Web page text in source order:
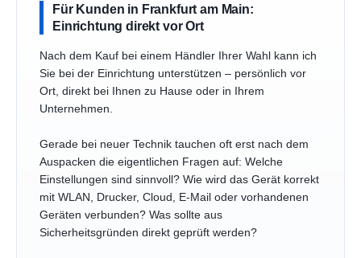
Für Kunden in Frankfurt am Main:
Einrichtung direkt vor Ort
Nach dem Kauf bei einem Händler Ihrer Wahl kann ich
Sie bei der Einrichtung unterstützen – persönlich vor
Ort, direkt bei Ihnen zu Hause oder in Ihrem
Unternehmen.
Gerade bei neuer Technik tauchen oft erst nach dem
Auspacken die eigentlichen Fragen auf: Welche
Einstellungen sind sinnvoll? Wie wird das Gerät korrekt
mit WLAN, Drucker, Cloud, E-Mail oder vorhandenen
Geräten verbunden? Was sollte aus
Sicherheitsgründen direkt geprüft werden?